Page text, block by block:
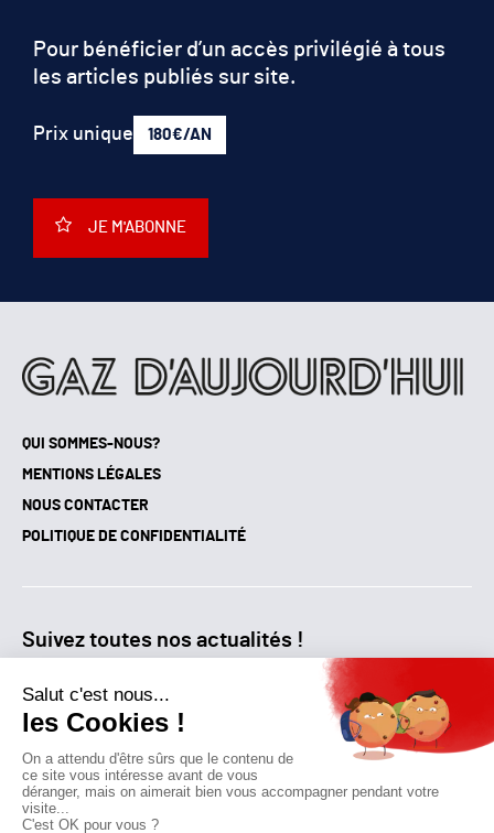
QUI SOMMES-NOUS?
MENTIONS LÉGALES
NOUS CONTACTER
POLITIQUE DE CONFIDENTIALITÉ
Suivez toutes nos actualités !
NEWSLETTER
Qui sommes-nous?
Pour bénéficier d’un accès privilégié à tous
les articles publiés sur site.
Prix unique 180€/AN
JE M'ABONNE